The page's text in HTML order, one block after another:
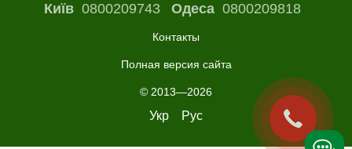
Київ0800209743 Одеса0800209818
Контакты
Полная версия сайта
© 2013—2026
Укр Рус